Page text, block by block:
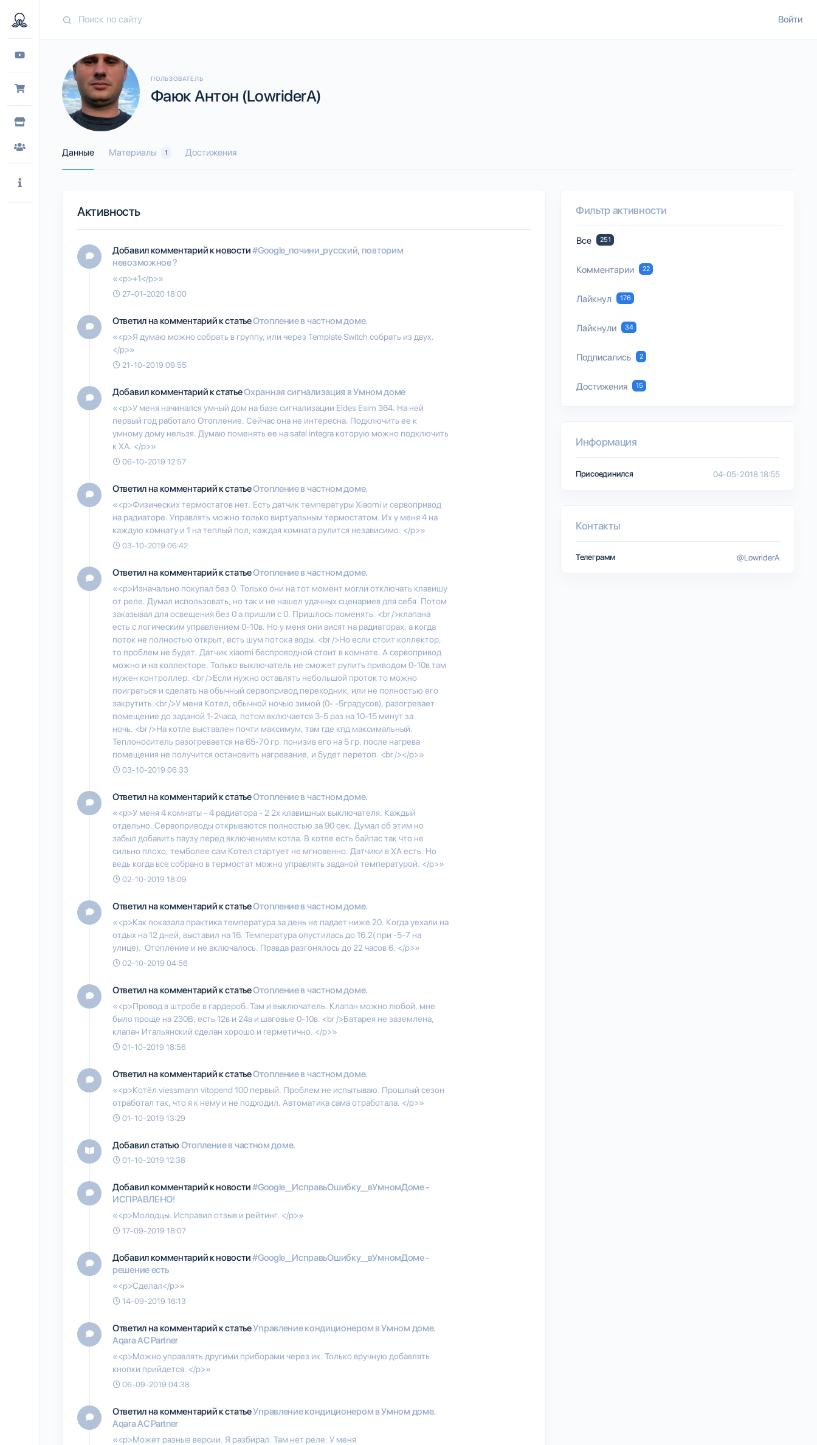
Войти
ПОЛЬЗОВАТЕЛЬ
Фаюк Антон (LowriderA)
Данные Материалы 1 Достижения
Активность
Добавил комментарий к новости#Google_почини_русский, повторим
невозможное ?
«<p>+1</p>»
27-01-2020 18:00
Ответил на комментарий к статьеОтопление в частном доме.
«<p>Я думаю можно собрать в группу, или через Template Switch собрать из двух.
</p>»
21-10-2019 09:55
Добавил комментарий к статьеОхранная сигнализация в Умном доме
«<p>У меня начинался умный дом на базе сигнализации Eldes Esim 364. На ней
первый год работало Отопление. Сейчас она не интересна. Подключить ее к
умному дому нельзя. Думаю поменять ее на satel integra которую можно подключить
к ХА. </p>»
06-10-2019 12:57
Ответил на комментарий к статьеОтопление в частном доме.
«<p>Физических термостатов нет. Есть датчик температуры Xiaomi и сервопривод
на радиаторе. Управлять можно только виртуальным термостатом. Их у меня 4 на
каждую комнату и 1 на теплый пол, каждая комната рулится независимо. </p>»
03-10-2019 06:42
Ответил на комментарий к статьеОтопление в частном доме.
«<p>Изначально покупал без 0. Только они на тот момент могли отключать клавишу
от реле. Думал использовать, но так и не нашел удачных сценариев для себя. Потом
заказывал для освещения без 0 а пришли с 0. Пришлось поменять. <br />клапана
есть с логическим управлением 0-10в. Но у меня они висят на радиаторах, а когда
поток не полностью открыт, есть шум потока воды. <br />Но если стоит коллектор,
то проблем не будет. Датчик xiaomi беспроводной стоит в комнате. А сервопривод
можно и на коллекторе. Только выключатель не сможет рулить приводом 0-10в там
нужен контроллер. <br />Если нужно оставлять небольшой проток то можно
поиграться и сделать на обычный сервопривод переходник, или не полностью его
закрутить.<br />У меня Котел, обычной ночью зимой (0- -5градусов), разогревает
помещение до заданой 1-2часа, потом включается 3-5 раз на 10-15 минут за
ночь. <br />На котле выставлен почти максимум, там где кпд максимальный.
Теплоноситель разогревается на 65-70 гр. понизив его на 5 гр. после нагрева
помещения не получится остановить нагревание, и будет перетоп. <br /></p>»
03-10-2019 06:33
Ответил на комментарий к статьеОтопление в частном доме.
«<p>У меня 4 комнаты - 4 радиатора - 2 2х клавишных выключателя. Каждый
отдельно. Сервоприводы открываются полностью за 90 сек. Думал об этим но
забыл добавить паузу перед включением котла. В котле есть байпас так что не
сильно плохо, темболее сам Котел стартует не мгновенно. Датчики в ХА есть. Но
ведь когда все собрано в термостат можно управлять заданой температурой. </p>»
02-10-2019 18:09
Ответил на комментарий к статьеОтопление в частном доме.
«<p>Как показала практика температура за день не падает ниже 20. Когда уехали на
отдых на 12 дней, выставил на 16. Температура опустилась до 16.2( при -5-7 на
улице). Отопление и не включалось. Правда разгонялось до 22 часов 6. </p>»
02-10-2019 04:56
Ответил на комментарий к статьеОтопление в частном доме.
«<p>Провод в штробе в гардероб. Там и выключатель. Клапан можно любой, мне
было проще на 230В, есть 12в и 24в и шаговые 0-10в. <br />Батарея не заземлена,
клапан Итальянский сделан хорошо и герметично. </p>»
01-10-2019 18:56
Ответил на комментарий к статьеОтопление в частном доме.
«<p>Котёл viessmann vitopend 100 первый. Проблем не испытываю. Прошлый сезон
отработал так, что я к нему и не подходил. Автоматика сама отработала. </p>»
01-10-2019 13:29
Добавил статьюОтопление в частном доме.
01-10-2019 12:38
Добавил комментарий к новости#Google__ИсправьОшибку__вУмномДоме -
ИСПРАВЛЕНО!
«<p>Молодцы. Исправил отзыв и рейтинг. </p>»
17-09-2019 18:07
Добавил комментарий к новости#Google__ИсправьОшибку__вУмномДоме -
решение есть
«<p>Сделал</p>»
14-09-2019 16:13
Ответил на комментарий к статьеУправление кондиционером в Умном доме.
Aqara AC Partner
«<p>Можно управлять другими приборами через ик. Только вручную добавлять
кнопки прийдется. </p>»
06-09-2019 04:38
Ответил на комментарий к статьеУправление кондиционером в Умном доме.
Aqara AC Partner
«<p>Может разные версии. Я разбирал. Там нет реле. У меня
Фильтр активности
Все 251
Комментарии 22
Лайкнул 176
Лайкнули 34
Подписались 2
Достижения 15
Информация
Присоединился 04-05-2018 18:55
Контакты
Телеграмм @LowriderA